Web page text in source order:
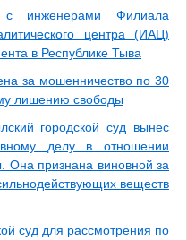
с инженерами Филиала
центра (ИАЦ)
в Республике Тыва
за мошенничество по 30
лишению свободы
городской суд вынес
делу в отношении
Она признана виновной за
веществ
суд для рассмотрения по